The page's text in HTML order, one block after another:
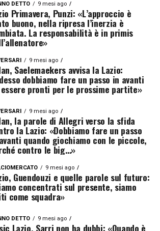
DETTO 9 mesi ago
Primavera, Punzi: «L’approccio è
buono, nella ripresa l’inerzia è
La responsabilità è in primis
9 mesi ago
Saelemaekers avvisa la Lazio:
dobbiamo fare un passo in avanti
pronti per le prossime partite»
9 mesi ago
la parole di Allegri verso la sfida
la Lazio: «Dobbiamo fare un passo
quando giochiamo con le piccole,
contro le big…»
9 mesi ago
Guendouzi e quelle parole sul futuro:
concentrati sul presente, siamo
come squadra»
DETTO 9 mesi ago
Lazio, Sarri non ha dubbi: «Quando è